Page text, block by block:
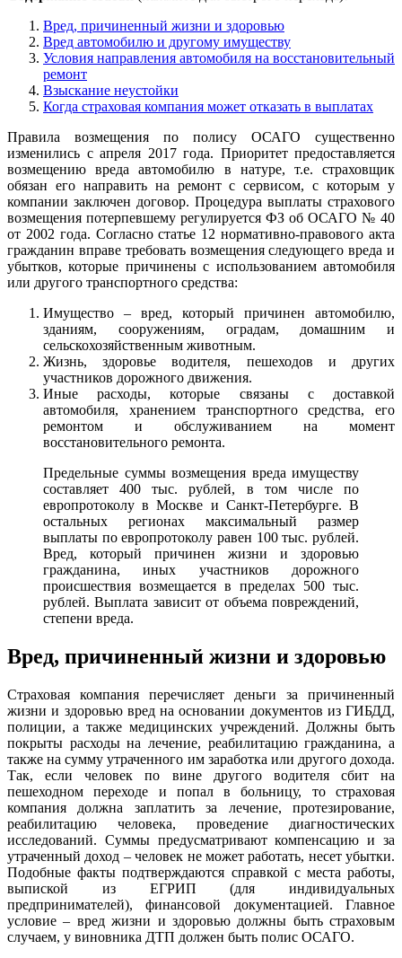
Вред, причиненный жизни и здоровью
Вред автомобилю и другому имуществу
Условия направления автомобиля на восстановительный
ремонт
Взыскание неустойки
Когда страховая компания может отказать в выплатах
Правила возмещения по полису ОСАГО существенно
изменились с апреля 2017 года. Приоритет предоставляется
возмещению вреда автомобилю в натуре, т.е. страховщик
обязан его направить на ремонт с сервисом, с которым у
компании заключен договор. Процедура выплаты страхового
возмещения потерпевшему регулируется ФЗ об ОСАГО № 40
от 2002 года. Согласно статье 12 нормативно-правового акта
гражданин вправе требовать возмещения следующего вреда и
убытков, которые причинены с использованием автомобиля
или другого транспортного средства:
Имущество – вред, который причинен автомобилю,
зданиям, сооружениям, оградам, домашним и
сельскохозяйственным животным.
Жизнь, здоровье водителя, пешеходов и других
участников дорожного движения.
Иные расходы, которые связаны с доставкой
автомобиля, хранением транспортного средства, его
ремонтом и обслуживанием на момент
восстановительного ремонта.
Предельные суммы возмещения вреда имуществу
составляет 400 тыс. рублей, в том числе по
европротоколу в Москве и Санкт-Петербурге. В
остальных регионах максимальный размер
выплаты по европротоколу равен 100 тыс. рублей.
Вред, который причинен жизни и здоровью
гражданина, иных участников дорожного
происшествия возмещается в пределах 500 тыс.
рублей. Выплата зависит от объема повреждений,
степени вреда.
Вред, причиненный жизни и здоровью
Страховая компания перечисляет деньги за причиненный
жизни и здоровью вред на основании документов из ГИБДД,
полиции, а также медицинских учреждений. Должны быть
покрыты расходы на лечение, реабилитацию гражданина, а
также на сумму утраченного им заработка или другого дохода.
Так, если человек по вине другого водителя сбит на
пешеходном переходе и попал в больницу, то страховая
компания должна заплатить за лечение, протезирование,
реабилитацию человека, проведение диагностических
исследований. Суммы предусматривают компенсацию и за
утраченный доход – человек не может работать, несет убытки.
Подобные факты подтверждаются справкой с места работы,
выпиской из ЕГРИП (для индивидуальных
предпринимателей), финансовой документацией. Главное
условие – вред жизни и здоровью должны быть страховым
случаем, у виновника ДТП должен быть полис ОСАГО.